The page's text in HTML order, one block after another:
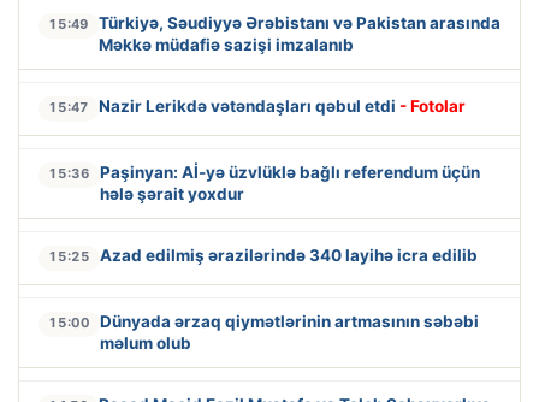
15:49
Türkiyə, Səudiyyə Ərəbistanı və Pakistan arasında
Məkkə müdafiə sazişi imzalanıb
15:47 Nazir Lerikdə vətəndaşları qəbul etdi - Fotolar
15:36
Paşinyan: Aİ-yə üzvlüklə bağlı referendum üçün
hələ şərait yoxdur
15:25 Azad edilmiş ərazilərində 340 layihə icra edilib
15:00
Dünyada ərzaq qiymətlərinin artmasının səbəbi
məlum olub